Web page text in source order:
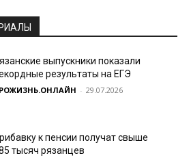
выпускники показали
результаты на ЕГЭ
- 29.07.2026
к пенсии получат свыше
тысяч рязанцев